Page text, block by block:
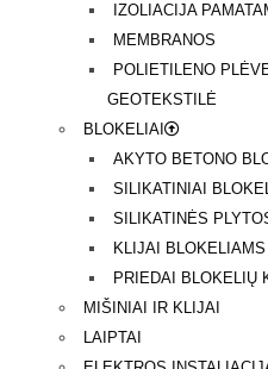
IZOLIACIJA
MEMBRANOS
POLIETILENO
GEOTEKSTILĖ
BLOKELIAI
AKYTO BETONO
SILIKATINIAI
SILIKATINĖS
KLIJAI BLOKELIAMS
PRIEDAI BLOKELIŲ
MIŠINIAI IR KLIJAI
LAIPTAI